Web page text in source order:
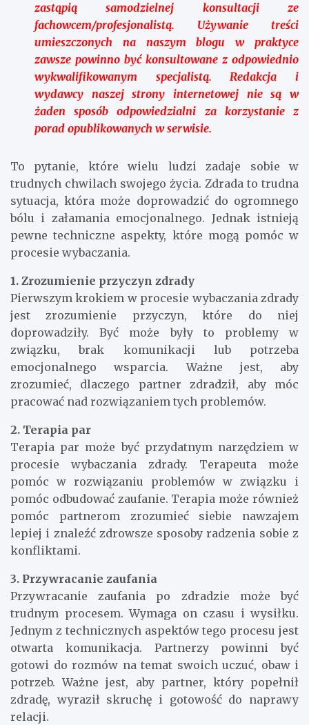
zastąpią samodzielnej konsultacji ze
fachowcem/profesjonalistą. Używanie treści
umieszczonych na naszym blogu w praktyce
zawsze powinno być konsultowane z odpowiednio
wykwalifikowanym specjalistą. Redakcja i
wydawcy naszej strony internetowej nie są w
żaden sposób odpowiedzialni za korzystanie z
porad opublikowanych w serwisie.
To pytanie, które wielu ludzi zadaje sobie w
trudnych chwilach swojego życia. Zdrada to trudna
sytuacja, która może doprowadzić do ogromnego
bólu i załamania emocjonalnego. Jednak istnieją
pewne techniczne aspekty, które mogą pomóc w
procesie wybaczania.
1. Zrozumienie przyczyn zdrady
Pierwszym krokiem w procesie wybaczania zdrady
jest zrozumienie przyczyn, które do niej
doprowadziły. Być może były to problemy w
związku, brak komunikacji lub potrzeba
emocjonalnego wsparcia. Ważne jest, aby
zrozumieć, dlaczego partner zdradził, aby móc
pracować nad rozwiązaniem tych problemów.
2. Terapia par
Terapia par może być przydatnym narzędziem w
procesie wybaczania zdrady. Terapeuta może
pomóc w rozwiązaniu problemów w związku i
pomóc odbudować zaufanie. Terapia może również
pomóc partnerom zrozumieć siebie nawzajem
lepiej i znaleźć zdrowsze sposoby radzenia sobie z
konfliktami.
3. Przywracanie zaufania
Przywracanie zaufania po zdradzie może być
trudnym procesem. Wymaga on czasu i wysiłku.
Jednym z technicznych aspektów tego procesu jest
otwarta komunikacja. Partnerzy powinni być
gotowi do rozmów na temat swoich uczuć, obaw i
potrzeb. Ważne jest, aby partner, który popełnił
zdradę, wyraził skruchę i gotowość do naprawy
relacji.